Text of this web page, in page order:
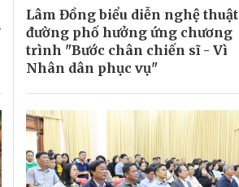
Lâm Đồng biểu diễn nghệ thuật
đường phố hưởng ứng chương
trình "Bước chân chiến sĩ - Vì
Nhân dân phục vụ"